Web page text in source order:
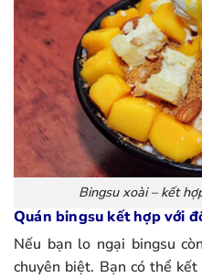
Bingsu xoài – kết
Quán bingsu kết hợp với
Nếu bạn lo ngại bingsu
chuyên biệt. Bạn có thể